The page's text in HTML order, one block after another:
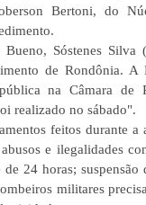
Bertoni, do
Sóstenes Silva
de Rondônia.
na Câmara de
realizado no sábado".
feitos durante
e ilegalidades
24 horas;
militares